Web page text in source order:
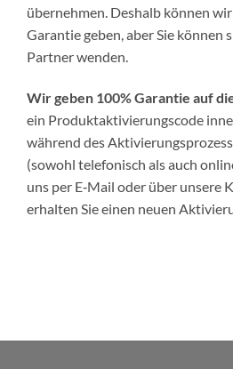
übernehmen. Deshalb können
Garantie geben, aber Sie können
Partner wenden.
Wir geben 100% Garantie auf
ein Produktaktivierungscode
während des
(sowohl telefonisch als auch
uns per E‑Mail oder über unsere
erhalten Sie einen neuen